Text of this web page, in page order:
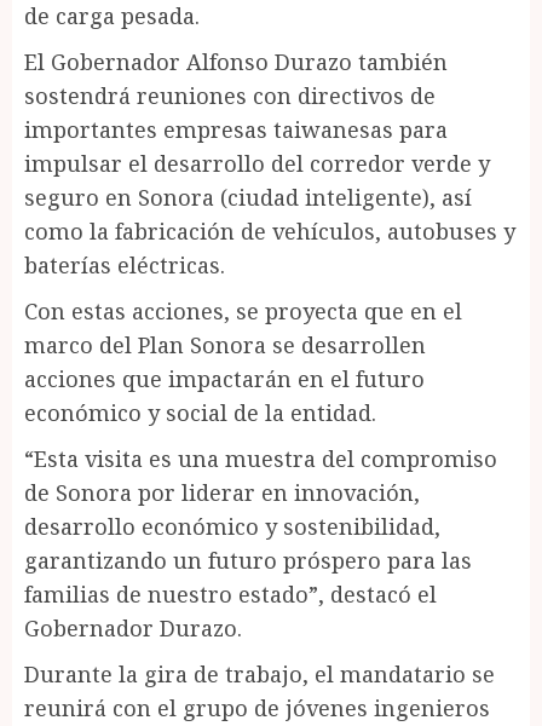
de carga pesada.
El Gobernador Alfonso Durazo también
sostendrá reuniones con directivos de
importantes empresas taiwanesas para
impulsar el desarrollo del corredor verde y
seguro en Sonora (ciudad inteligente), así
como la fabricación de vehículos, autobuses y
baterías eléctricas.
Con estas acciones, se proyecta que en el
marco del Plan Sonora se desarrollen
acciones que impactarán en el futuro
económico y social de la entidad.
“Esta visita es una muestra del compromiso
de Sonora por liderar en innovación,
desarrollo económico y sostenibilidad,
garantizando un futuro próspero para las
familias de nuestro estado”, destacó el
Gobernador Durazo.
Durante la gira de trabajo, el mandatario se
reunirá con el grupo de jóvenes ingenieros